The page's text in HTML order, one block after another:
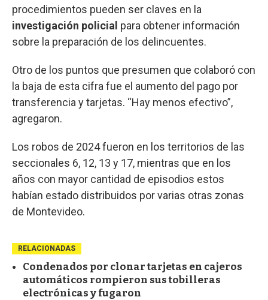
procedimientos pueden ser claves en la
investigación policial para obtener información
sobre la preparación de los delincuentes.
Otro de los puntos que presumen que colaboró con
la baja de esta cifra fue el aumento del pago por
transferencia y tarjetas. “Hay menos efectivo”,
agregaron.
Los robos de 2024 fueron en los territorios de las
seccionales 6, 12, 13 y 17, mientras que en los
años con mayor cantidad de episodios estos
habían estado distribuidos por varias otras zonas
de Montevideo.
RELACIONADAS
Condenados por clonar tarjetas en cajeros
automáticos rompieron sus tobilleras
electrónicas y fugaron